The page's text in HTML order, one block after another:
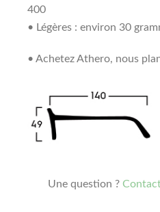
400
• Légères : environ 30
• Achetez Athero, nous
Une question ?